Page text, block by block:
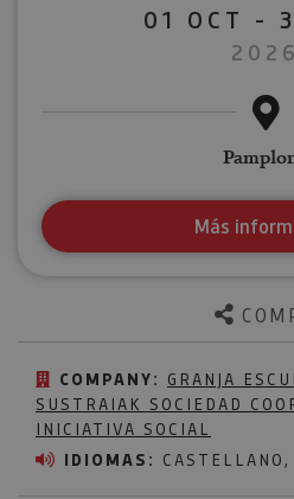
COMPANY: GRANJA
SUSTRAIAK SOCIEDAD
INICIATIVA SOCIAL
IDIOMAS: CASTELLANO,
01 OCT -
2026
Más